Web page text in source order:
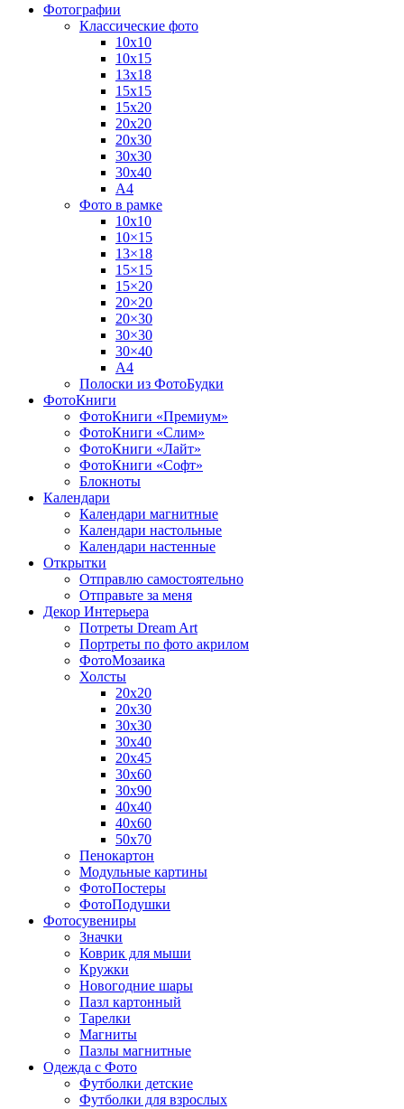
Фотографии
Классические фото
10х10
10х15
13х18
15х15
15х20
20х20
20х30
30х30
30х40
А4
Фото в рамке
10х10
10×15
13×18
15×15
15×20
20×20
20×30
30×30
30×40
A4
Полоски из ФотоБудки
ФотоКниги
ФотоКниги «Премиум»
ФотоКниги «Слим»
ФотоКниги «Лайт»
ФотоКниги «Софт»
Блокноты
Календари
Календари магнитные
Календари настольные
Календари настенные
Открытки
Отправлю самостоятельно
Отправьте за меня
Декор Интерьера
Потреты Dream Art
Портреты по фото акрилом
ФотоМозаика
Холсты
20х20
20х30
30х30
30х40
20х45
30х60
30х90
40х40
40х60
50х70
Пенокартон
Модульные картины
ФотоПостеры
ФотоПодушки
Фотоcувениры
Значки
Коврик для мыши
Кружки
Новогодние шары
Пазл картонный
Тарелки
Магниты
Пазлы магнитные
Одежда с Фото
Футболки детские
Футболки для взрослых